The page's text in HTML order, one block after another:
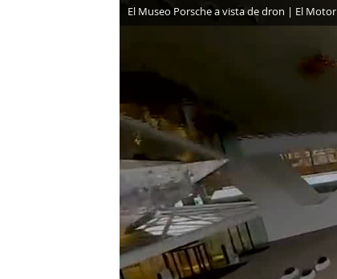
El Museo Porsche a vista de dron | El Motor